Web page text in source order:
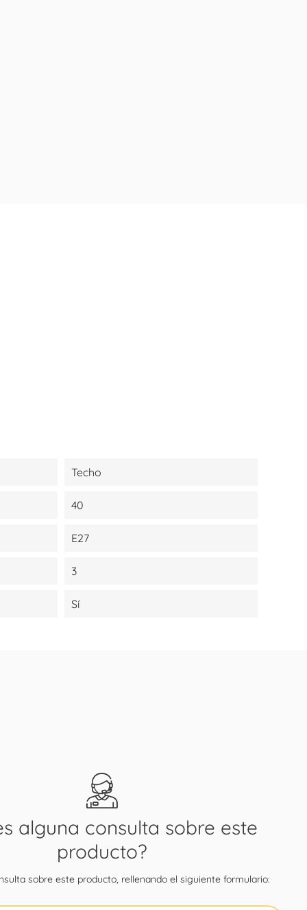
Techo
40
E27
3
Sí
alguna consulta sobre este
producto?
sobre este producto, rellenando el siguiente formulario: